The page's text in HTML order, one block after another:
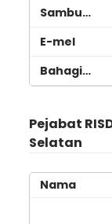
Pejabat
Selatan